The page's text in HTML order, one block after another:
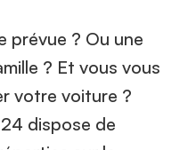
prévue ? Ou une
? Et vous vous
votre voiture ?
dispose de